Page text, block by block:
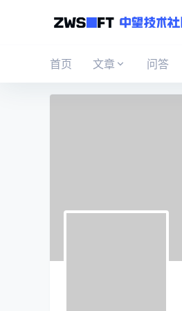
首页 文章 问答